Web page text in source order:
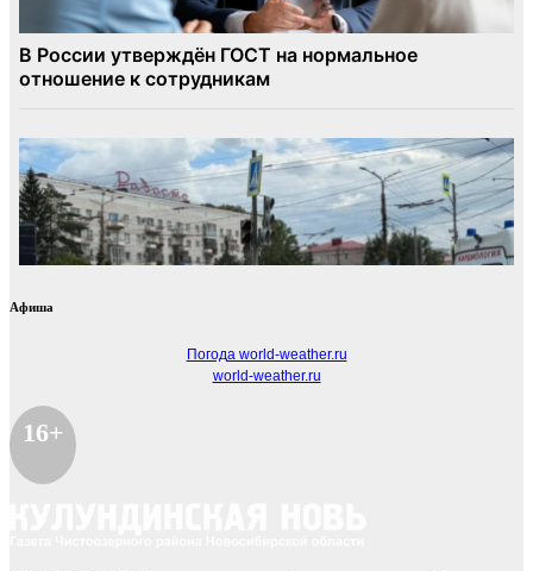
Афиша
Погода world-weather.ru
world-weather.ru
16+